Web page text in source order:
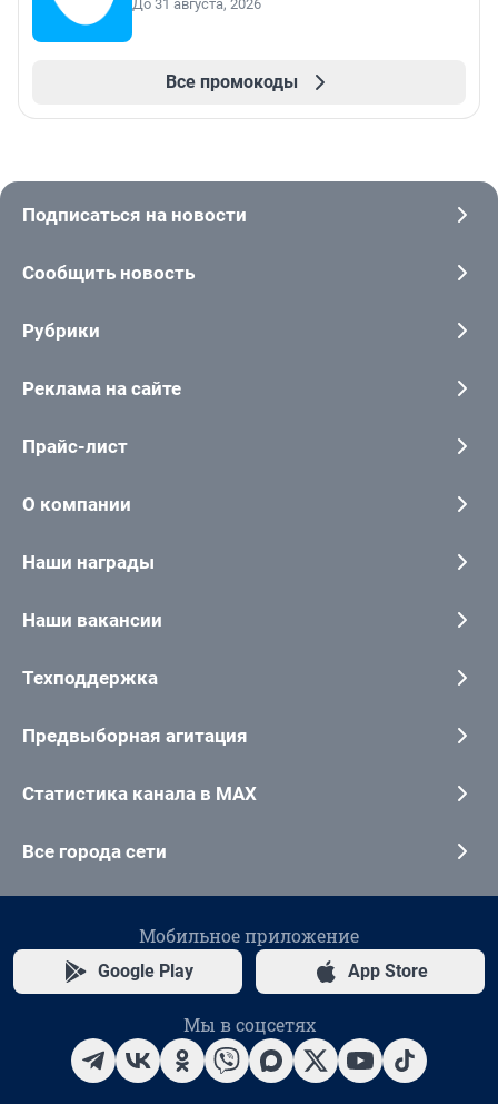
До 31 августа, 2026
Все промокоды
Подписаться на новости
Сообщить новость
Рубрики
Реклама на сайте
Прайс-лист
О компании
Наши награды
Наши вакансии
Техподдержка
Предвыборная агитация
Статистика канала в MAX
Все города сети
Мобильное приложение
Google Play App Store
Мы в соцсетях